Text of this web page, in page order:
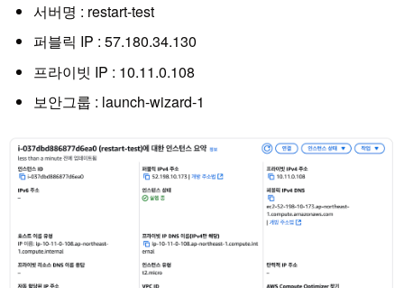
서버명 : restart-test
퍼블릭 IP : 57.180.34.130
프라이빗 IP : 10.11.0.108
보안그룹 : launch-wizard-1